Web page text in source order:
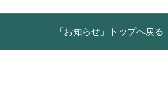
「お知らせ」トップへ戻る